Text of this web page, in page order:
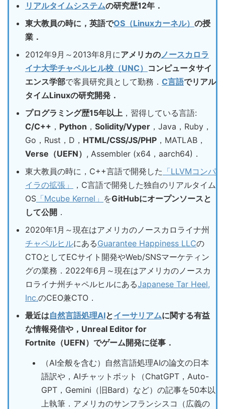
リアルタイムシステムの研究歴12年．
東大教員の時に，英語でOS（Linuxカーネル） の授
業．
2012年9月～2013年8月にアメリカのノースカロラ
イナ大学チャペルヒル校（UNC） コンピュータサイ
エンス学部で客員研究員として勤務． C言語でリアル
タイムLinuxの研究開発．
プログラミング歴15年以上 ，習得している言語:
C/C++ ， Python ， Solidity/Vyper ，Java，Ruby，
Go，Rust，D， HTML/CSS/JS/PHP ，MATLAB，
Verse（UEFN） , Assembler (x64，aarch64)．
東大教員の時に，C++言語で開発した 「LLVMコンパ
イラの拡張」
，C言語で開発した独自のリアルタイム
OS 「Mcube Kernel」 をGitHubにオープンソースと
して公開 ．
2020年1月～現在はアメリカのノースカロライナ州
チャペルヒルにあるGuarantee Happiness LLCの
CTOとしてECサイト開発やWeb/SNSマーケティン
グの業務．2022年6月～現在はアメリカのノースカ
ロライナ州チャペルヒルにあるJapanese Tar Heel,
Inc.のCEO兼CTO．
最近は自然言語処理AIとイーサリアムに関する有益
な情報発信や，Unreal Editor for
Fortnite（UEFN）でゲーム開発に従事．
（AI全般を含む）自然言語処理AIの論文の日本
語訳や，AIチャットボット（ChatGPT，Auto-
GPT，Gemini（旧Bard）など）の記事を50本以
上執筆．アメリカのサンフランシスコ（広義の